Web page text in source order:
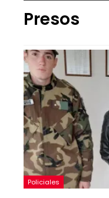
Presos
Policiales